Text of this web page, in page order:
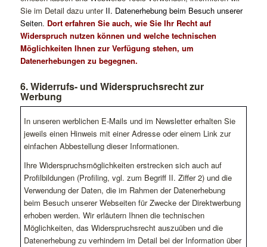
Sie im Detail dazu unter II. Datenerhebung beim Besuch unserer
Seiten. Dort erfahren Sie auch, wie Sie Ihr Recht auf
Widerspruch nutzen können und welche technischen
Möglichkeiten Ihnen zur Verfügung stehen, um
Datenerhebungen zu begegnen.
6. Widerrufs- und Widerspruchsrecht zur
Werbung
In unseren werblichen E-Mails und im Newsletter erhalten Sie
jeweils einen Hinweis mit einer Adresse oder einem Link zur
einfachen Abbestellung dieser Informationen.
Ihre Widerspruchsmöglichkeiten erstrecken sich auch auf
Profilbildungen (Profiling, vgl. zum Begriff II. Ziffer 2) und die
Verwendung der Daten, die im Rahmen der Datenerhebung
beim Besuch unserer Webseiten für Zwecke der Direktwerbung
erhoben werden. Wir erläutern Ihnen die technischen
Möglichkeiten, das Widerspruchsrecht auszuüben und die
Datenerhebung zu verhindern im Detail bei der Information über